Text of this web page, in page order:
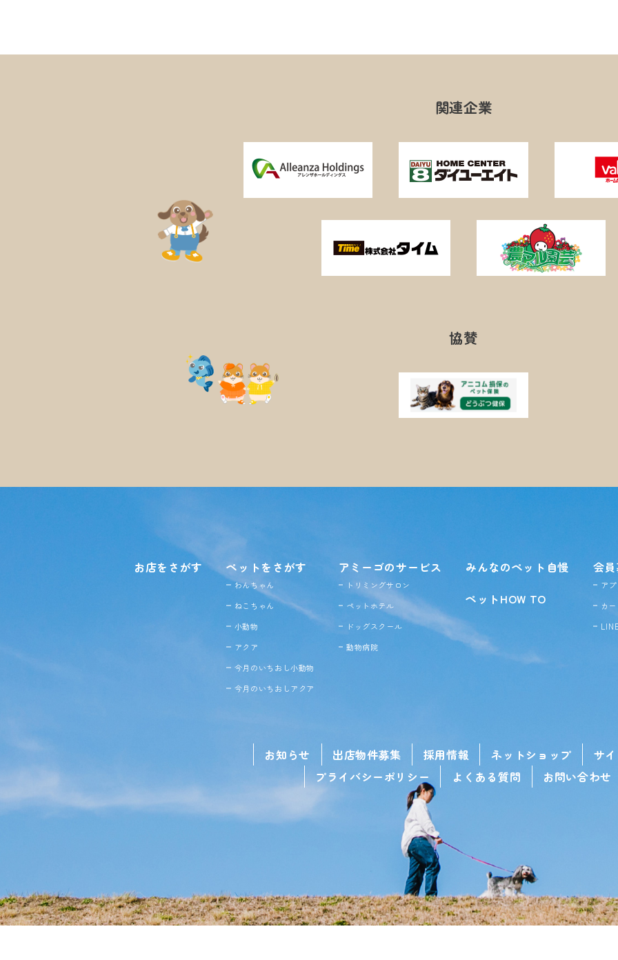
関連企業
協賛
お店をさがす ペットをさがす
わんちゃん
ねこちゃん
小動物
アクア
今月のいちおし小動物
今月のいちおしアクア
アミーゴのサービス
トリミングサロン
ペットホテル
ドッグスクール
動物病院
みんなのペット自慢
ペットHOW TO
会
ア
カ
お知らせ 出店物件募集 採用情報 ネットショップ
サ
プライバシーポリシー
よくある質問 お問い合わせ